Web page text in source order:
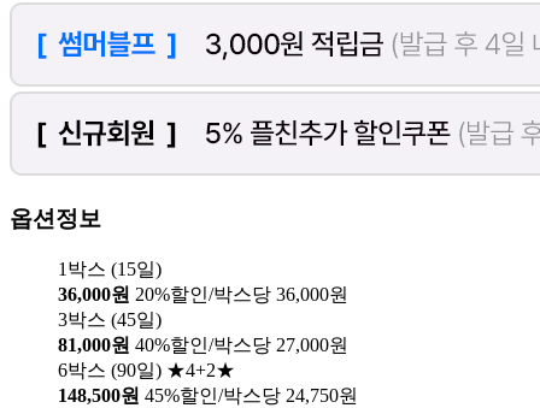
옵션정보
1박스 (15일)
36,000원 20%할인/박스당 36,000원
3박스 (45일)
81,000원 40%할인/박스당 27,000원
6박스 (90일) ★4+2★
148,500원 45%할인/박스당 24,750원